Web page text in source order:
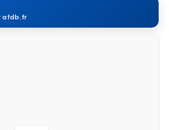
afdb.fr